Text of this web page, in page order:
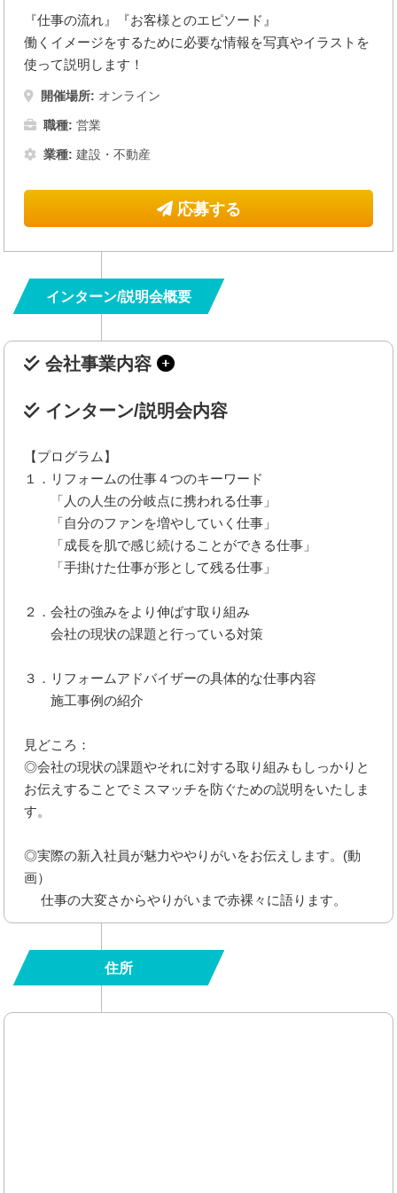
『仕事の流れ』『お客様とのエピソード』
働くイメージをするために必要な情報を写真やイラストを
使って説明します！
開催場所: オンライン
職種: 営業
業種: 建設・不動産
応募する
インターン/説明会概要
会社事業内容
インターン/説明会内容
【プログラム】
１．リフォームの仕事４つのキーワード
「人の人生の分岐点に携われる仕事」
「自分のファンを増やしていく仕事」
「成長を肌で感じ続けることができる仕事」
「手掛けた仕事が形として残る仕事」
２．会社の強みをより伸ばす取り組み
会社の現状の課題と行っている対策
３．リフォームアドバイザーの具体的な仕事内容
施工事例の紹介
見どころ：
◎会社の現状の課題やそれに対する取り組みもしっかりと
お伝えすることでミスマッチを防ぐための説明をいたしま
す。
◎実際の新入社員が魅力ややりがいをお伝えします。(動
画）
仕事の大変さからやりがいまで赤裸々に語ります。
住所